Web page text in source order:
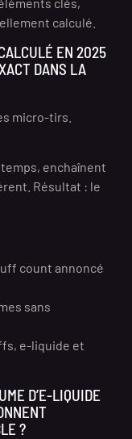
calculé.
EN 2025
DANS LA
micro-tirs.
enchaînent
Résultat : le
count annoncé
sans
e-liquide et
D’E-LIQUIDE
?